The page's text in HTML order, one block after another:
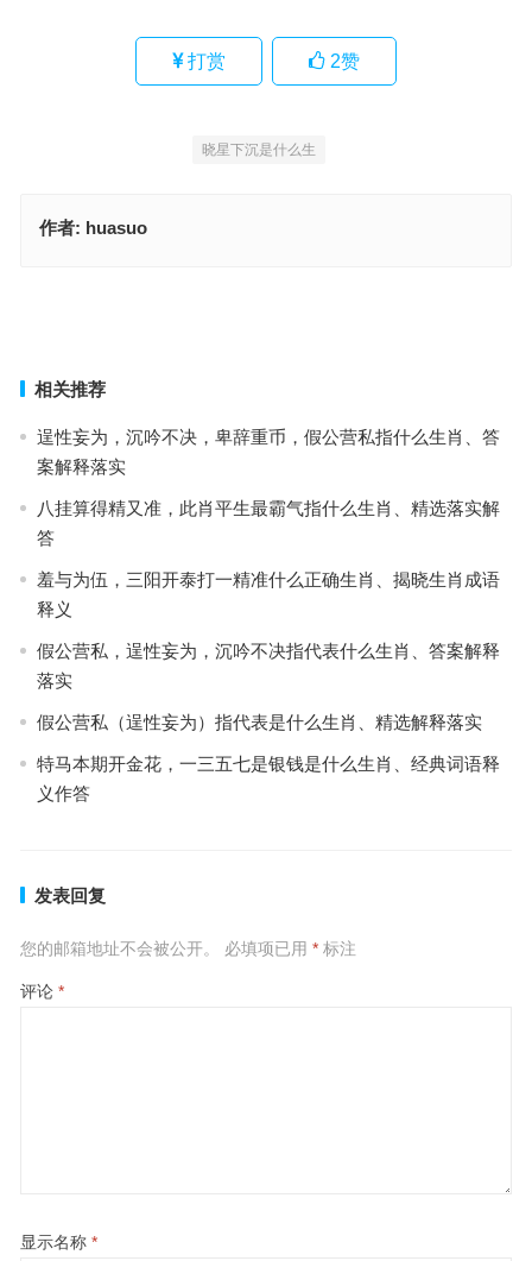
打赏 2赞
晓星下沉是什么生
作者: huasuo
相关推荐
逞性妄为，沉吟不决，卑辞重币，假公营私指什么生肖、答
案解释落实
八挂算得精又准，此肖平生最霸气指什么生肖、精选落实解
答
羞与为伍，三阳开泰打一精准什么正确生肖、揭晓生肖成语
释义
假公营私，逞性妄为，沉吟不决指代表什么生肖、答案解释
落实
假公营私（逞性妄为）指代表是什么生肖、精选解释落实
特马本期开金花，一三五七是银钱是什么生肖、经典词语释
义作答
发表回复
您的邮箱地址不会被公开。 必填项已用 *标注
评论 *
显示名称 *